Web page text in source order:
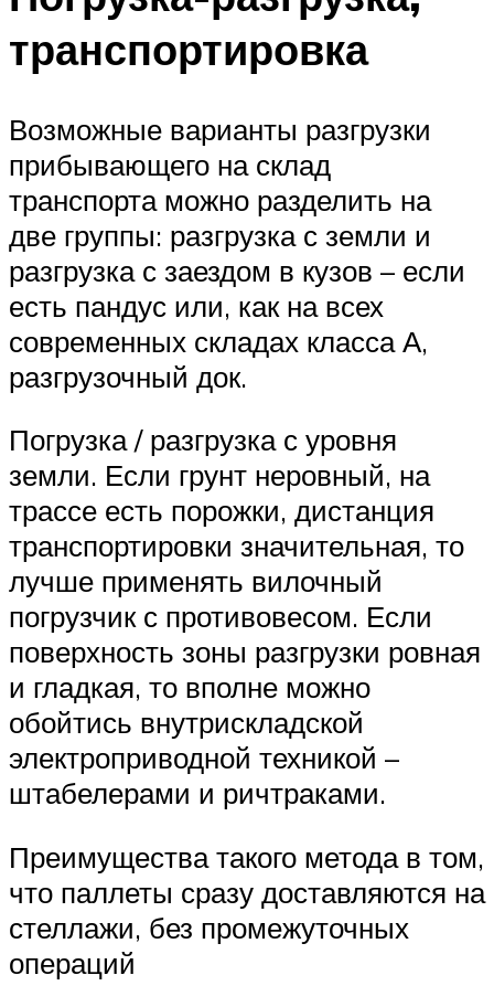
транспортировка
Возможные варианты разгрузки
прибывающего на склад
транспорта можно разделить на
две группы: разгрузка с земли и
разгрузка с заездом в кузов – если
есть пандус или, как на всех
современных складах класса А,
разгрузочный док.
Погрузка / разгрузка с уровня
земли. Если грунт неровный, на
трассе есть порожки, дистанция
транспортировки значительная, то
лучше применять вилочный
погрузчик с противовесом. Если
поверхность зоны разгрузки ровная
и гладкая, то вполне можно
обойтись внутрискладской
электроприводной техникой –
штабелерами и ричтраками.
Преимущества такого метода в том,
что паллеты сразу доставляются на
стеллажи, без промежуточных
операций